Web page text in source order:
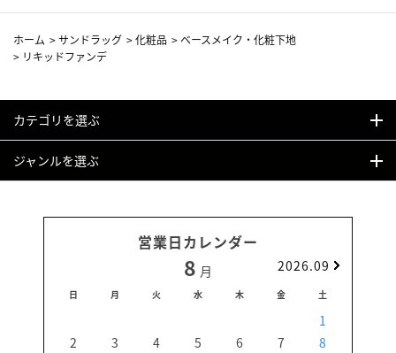
ホーム >サンドラッグ >化粧品 >ベースメイク・化粧下地
> リキッドファンデ
カテゴリを選ぶ
ジャンルを選ぶ
営業日カレンダー
8 月 2026.09
日 月 火 水 木 金 土
1
2
3 4 5 6 7
8